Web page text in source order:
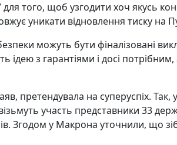
того, щоб узгодити хоч якусь
уникати відновлення тиску на
можуть бути фіналізовані
ідею з гарантіями і досі
претендувала на суперуспіх. Так,
участь представники 33
Згодом у Макрона уточнили, що